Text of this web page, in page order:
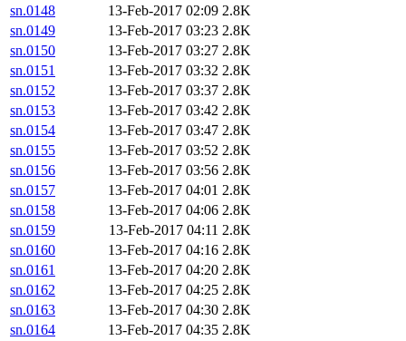
sn.0148
13-Feb-2017 02:09 2.8K
sn.0149
13-Feb-2017 03:23 2.8K
sn.0150
13-Feb-2017 03:27 2.8K
sn.0151
13-Feb-2017 03:32 2.8K
sn.0152
13-Feb-2017 03:37 2.8K
sn.0153
13-Feb-2017 03:42 2.8K
sn.0154
13-Feb-2017 03:47 2.8K
sn.0155
13-Feb-2017 03:52 2.8K
sn.0156
13-Feb-2017 03:56 2.8K
sn.0157
13-Feb-2017 04:01 2.8K
sn.0158
13-Feb-2017 04:06 2.8K
sn.0159
13-Feb-2017 04:11 2.8K
sn.0160
13-Feb-2017 04:16 2.8K
sn.0161
13-Feb-2017 04:20 2.8K
sn.0162
13-Feb-2017 04:25 2.8K
sn.0163
13-Feb-2017 04:30 2.8K
sn.0164
13-Feb-2017 04:35 2.8K